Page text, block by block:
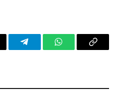
TelegramWhatsAppCopy